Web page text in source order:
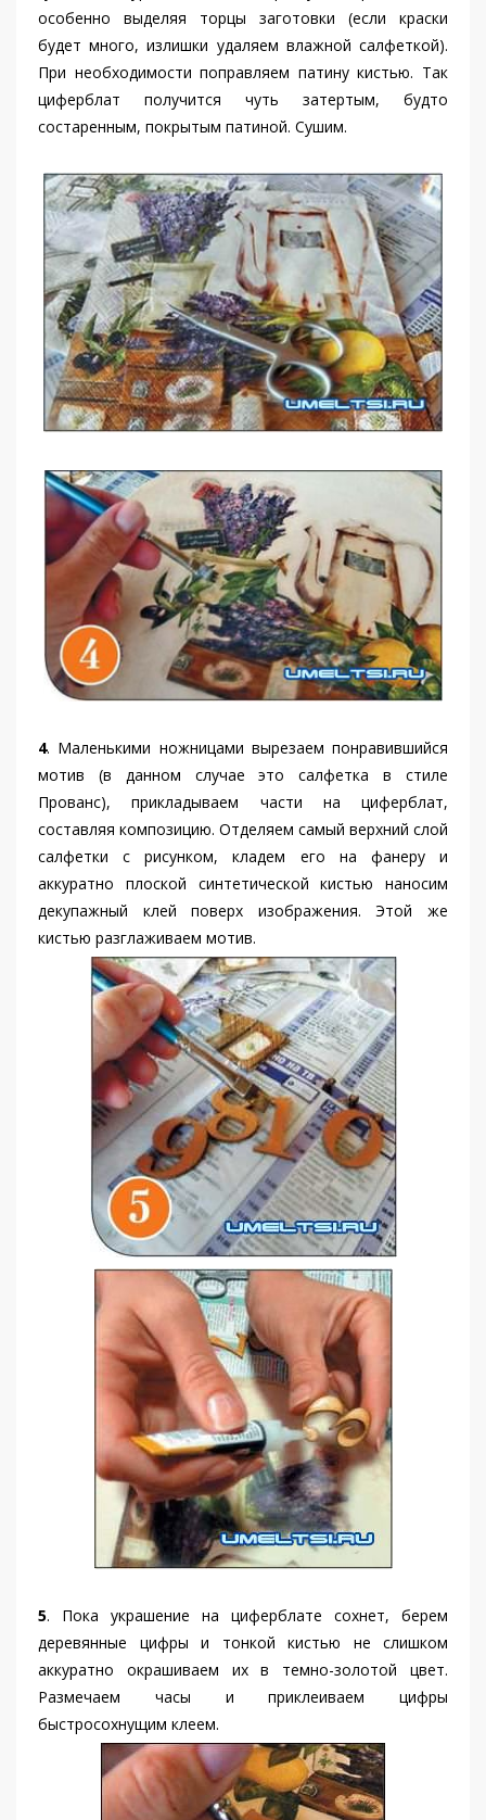
особенно выделяя торцы заготовки (если краски
будет много, излишки удаляем влажной салфеткой).
При необходимости поправляем патину кистью. Так
циферблат получится чуть затертым, будто
состаренным, покрытым патиной. Сушим.
4. Маленькими ножницами вырезаем понравившийся
мотив (в данном случае это салфетка в стиле
Прованс), прикладываем части на циферблат,
составляя композицию. Отделяем самый верхний слой
салфетки с рисунком, кладем его на фанеру и
аккуратно плоской синтетической кистью наносим
декупажный клей поверх изображения. Этой же
кистью разглаживаем мотив.
5. Пока украшение на циферблате сохнет, берем
деревянные цифры и тонкой кистью не слишком
аккуратно окрашиваем их в темно-золотой цвет.
Размечаем часы и приклеиваем цифры
быстросохнущим клеем.